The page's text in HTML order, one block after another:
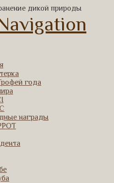
дикой природы
года
награды